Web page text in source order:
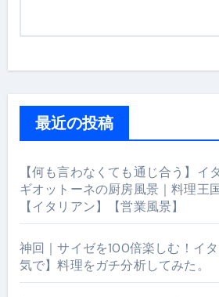
最近の投稿
【何も言わなくても通じ合う】イ
ギオットーネの厨房風景｜料理王
【イタリアン】【営業風景】
神回｜サイゼを100倍楽しむ！イ
気で】料理をガチ分析してみた。